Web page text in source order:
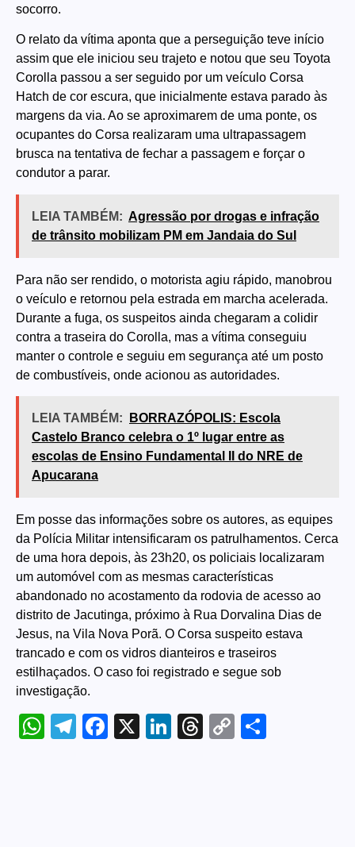
socorro.
O relato da vítima aponta que a perseguição teve início
assim que ele iniciou seu trajeto e notou que seu Toyota
Corolla passou a ser seguido por um veículo Corsa
Hatch de cor escura, que inicialmente estava parado às
margens da via. Ao se aproximarem de uma ponte, os
ocupantes do Corsa realizaram uma ultrapassagem
brusca na tentativa de fechar a passagem e forçar o
condutor a parar.
LEIA TAMBÉM: Agressão por drogas e infração
de trânsito mobilizam PM em Jandaia do Sul
Para não ser rendido, o motorista agiu rápido, manobrou
o veículo e retornou pela estrada em marcha acelerada.
Durante a fuga, os suspeitos ainda chegaram a colidir
contra a traseira do Corolla, mas a vítima conseguiu
manter o controle e seguiu em segurança até um posto
de combustíveis, onde acionou as autoridades.
LEIA TAMBÉM:
BORRAZÓPOLIS: Escola
Castelo Branco celebra o 1º lugar entre as
escolas de Ensino Fundamental II do NRE de
Apucarana
Em posse das informações sobre os autores, as equipes
da Polícia Militar intensificaram os patrulhamentos. Cerca
de uma hora depois, às 23h20, os policiais localizaram
um automóvel com as mesmas características
abandonado no acostamento da rodovia de acesso ao
distrito de Jacutinga, próximo à Rua Dorvalina Dias de
Jesus, na Vila Nova Porã. O Corsa suspeito estava
trancado e com os vidros dianteiros e traseiros
estilhaçados. O caso foi registrado e segue sob
investigação.
WhatsApp
Telegram
Facebook
X LinkedIn
Threads
Copy